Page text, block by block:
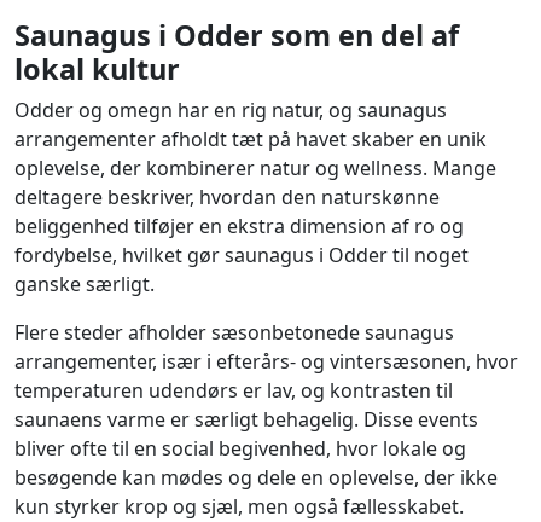
Saunagus i Odder som en del af
lokal kultur
Odder og omegn har en rig natur, og saunagus
arrangementer afholdt tæt på havet skaber en unik
oplevelse, der kombinerer natur og wellness. Mange
deltagere beskriver, hvordan den naturskønne
beliggenhed tilføjer en ekstra dimension af ro og
fordybelse, hvilket gør saunagus i Odder til noget
ganske særligt.
Flere steder afholder sæsonbetonede saunagus
arrangementer, især i efterårs- og vintersæsonen, hvor
temperaturen udendørs er lav, og kontrasten til
saunaens varme er særligt behagelig. Disse events
bliver ofte til en social begivenhed, hvor lokale og
besøgende kan mødes og dele en oplevelse, der ikke
kun styrker krop og sjæl, men også fællesskabet.